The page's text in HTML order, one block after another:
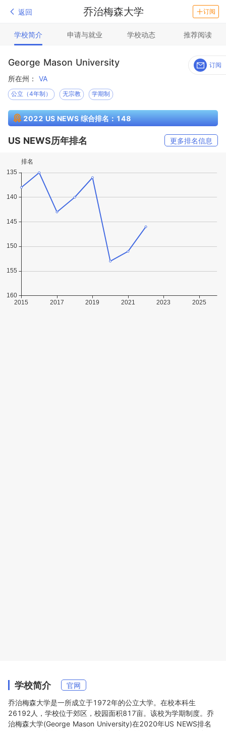
返回 乔治梅森大学 订阅
学校简介 申请与就业 学校动态 推荐阅读
George Mason University
所在州： VA
公立（4年制） 无宗教 学期制
订阅
2022 US NEWS 综合排名：148
US NEWS历年排名 更多排名信息
学校简介
官网
乔治梅森大学是一所成立于1972年的公立大学。在校本科生
26192人，学校位于郊区，校园面积817亩。该校为学期制度。乔
治梅森大学(George Mason University)在2020年US NEWS排名